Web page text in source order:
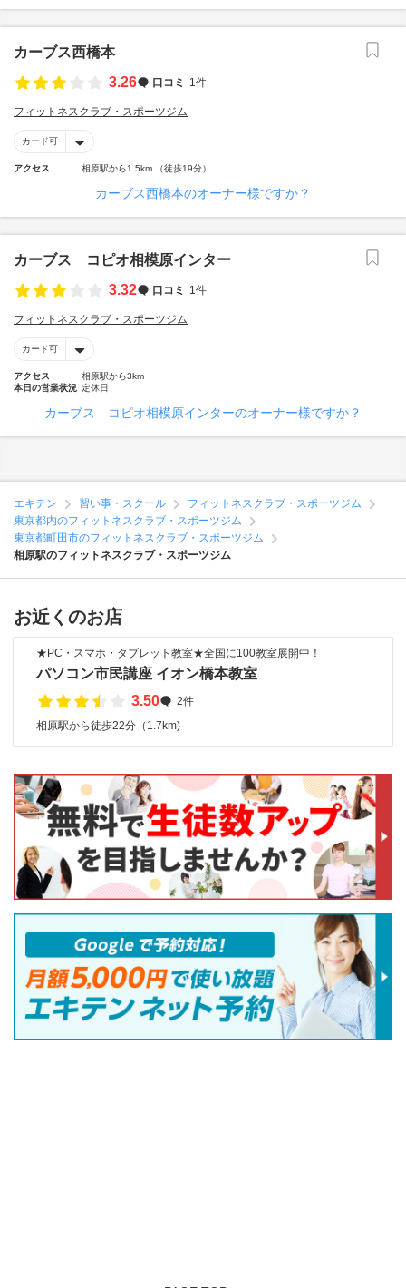
カーブス西橋本
3.26
口コミ 1件
フィットネスクラブ・スポーツジム
カード可
アクセス 相原駅から1.5km （徒歩19分）
カーブス西橋本のオーナー様ですか？
カーブス コピオ相模原インター
3.32
口コミ 1件
フィットネスクラブ・スポーツジム
カード可
アクセス
相原駅から3km
本日の営業状況 定休日
カーブス コピオ相模原インターのオーナー様ですか？
エキテン 習い事・スクール
フィットネスクラブ・スポーツジム
東京都内のフィットネスクラブ・スポーツジム
東京都町田市のフィットネスクラブ・スポーツジム
相原駅のフィットネスクラブ・スポーツジム
お近くのお店
★PC・スマホ・タブレット教室★全国に100教室展開中！
パソコン市民講座 イオン橋本教室
3.50
2件
相原駅から徒歩22分（1.7km)